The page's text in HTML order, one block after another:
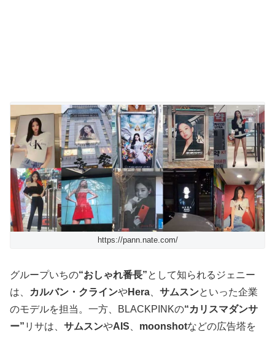
https://pann.nate.com/
グループいちの“おしゃれ番長”として知られるジェニー
は、
カルバン・クラインやHera サムスンといった企業
のモデルを担当。一方、BLACKPINKの“カリスマダンサ
ー” リサは、 サムスンやAIS moonshotなどの広告塔を